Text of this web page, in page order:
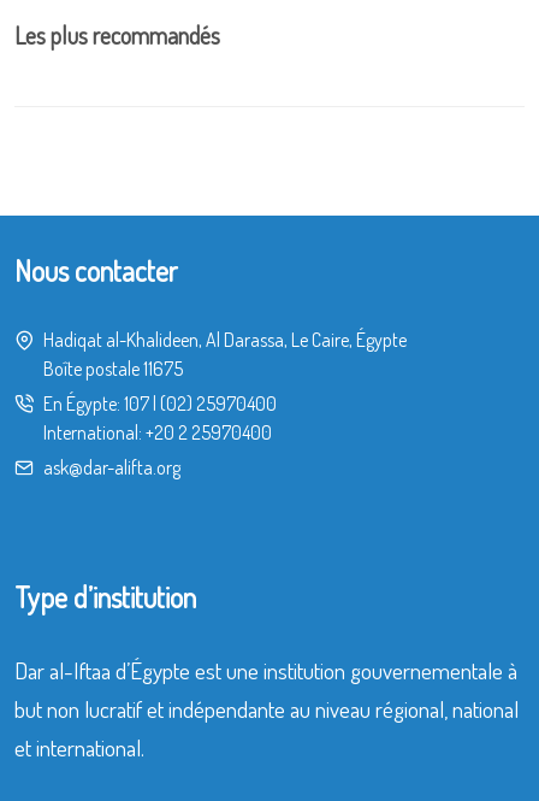
Les plus recommandés
Nous contacter
Hadiqat al-Khalideen, Al Darassa, Le Caire, Égypte
Boîte postale 11675
En Égypte: 107| (02) 25970400
International: +20 2 25970400
ask@dar-alifta.org
Type d’institution
Dar al-Iftaa d’Égypte est une institution gouvernementale à
but non lucratif et indépendante au niveau régional, national
et international.